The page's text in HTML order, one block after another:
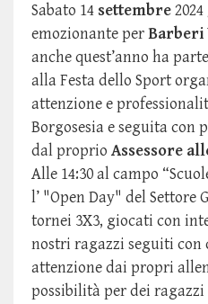
Sabato 14 settembre
emozionante perBarberi
anche quest’anno ha
alla Festa dello Sport
attenzione e
Borgosesia e seguita con
dal proprio Assessore
Alle 14:30 al campo
l’ "Open Day" del Settore
tornei 3X3, giocati con
nostri ragazzi seguiti con
attenzione dai propri
possibilità per dei